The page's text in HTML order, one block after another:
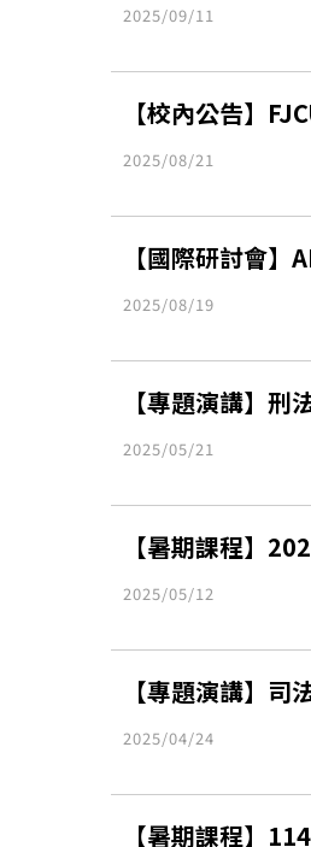
2025/09/11
【校內公告】
2025/08/21
【國際研討會】
2025/08/19
【專題演講】
2025/05/21
【暑期課程】
2025/05/12
【專題演講】司
2025/04/24
【暑期課程】